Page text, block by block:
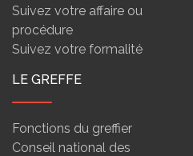
Suivez votre affaire ou
procédure
Suivez votre formalité
LE GREFFE
Fonctions du greffier
Conseil national des